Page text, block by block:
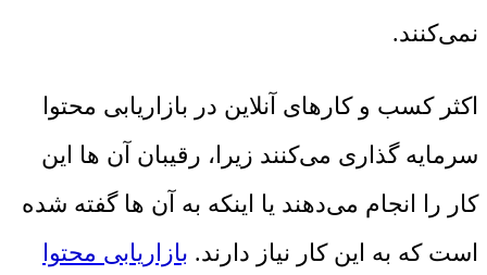
نمی‌کنند.
اکثر کسب و کارهای آنلاین در بازاریابی محتوا
سرمایه گذاری می‌کنند زیرا، رقیبان آن ها این
کار را انجام می‌دهند یا اینکه به آن ها گفته شده
است که به این کار نیاز دارند. بازاریابی محتوا